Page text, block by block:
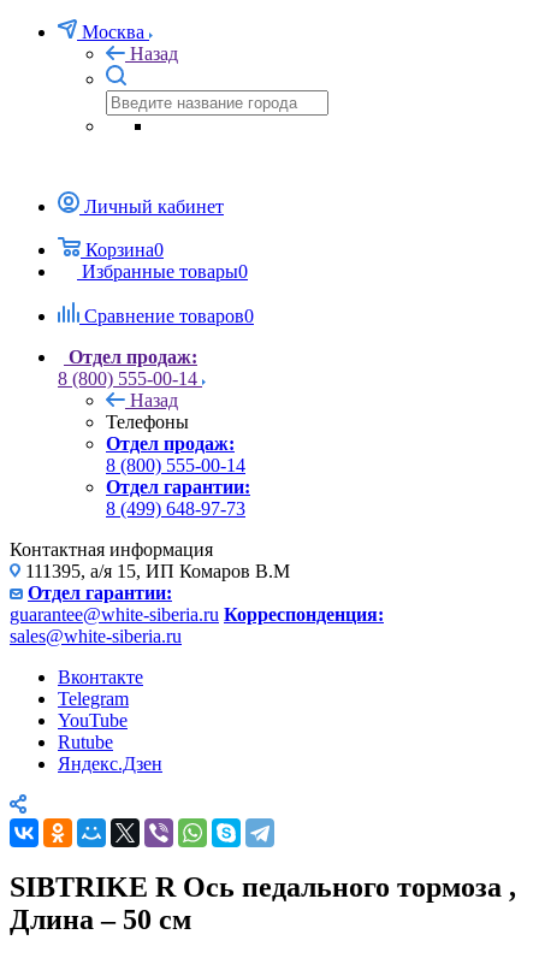
Москва
Назад
Личный кабинет
Корзина0
Избранные товары0
Сравнение товаров0
Отдел продаж:
8 (800) 555-00-14
Назад
Телефоны
Отдел продаж:
8 (800) 555-00-14
Отдел гарантии:
8 (499) 648-97-73
Контактная информация
111395, а/я 15, ИП Комаров В.М
Отдел гарантии:
guarantee@white-siberia.ru Корреспонденция:
sales@white-siberia.ru
Вконтакте
Telegram
YouTube
Rutube
Яндекс.Дзен
SIBTRIKE R Ось педального тормоза ,
Длина – 50 см